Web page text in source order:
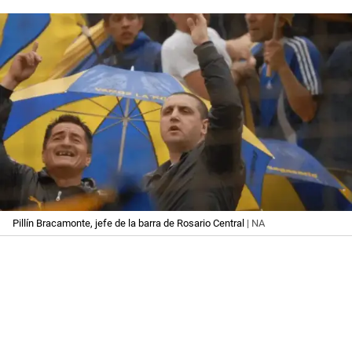
Pillín Bracamonte, jefe de la barra de Rosario Central | NA